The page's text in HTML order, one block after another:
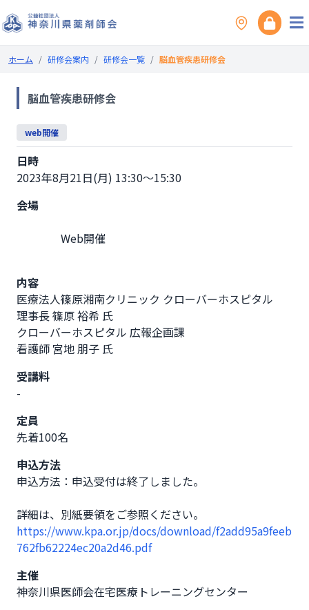
ホーム / 研修会案内 / 研修会一覧 / 脳血管疾患研修会
脳血管疾患研修会
web開催
日時
2023年8月21日(月) 13:30～15:30
会場
内容
医療法人篠原湘南クリニック クローバーホスピタル
理事長 篠原 裕希 氏
クローバーホスピタル 広報企画課
看護師 宮地 朋子 氏
受講料
-
定員
先着100名
申込方法
申込方法：申込受付は終了しました。
https://www.kpa.or.jp/docs/download/f2add95a9feeb
762fb62224ec20a2d46.pdf
主催
神奈川県医師会在宅医療トレーニングセンター